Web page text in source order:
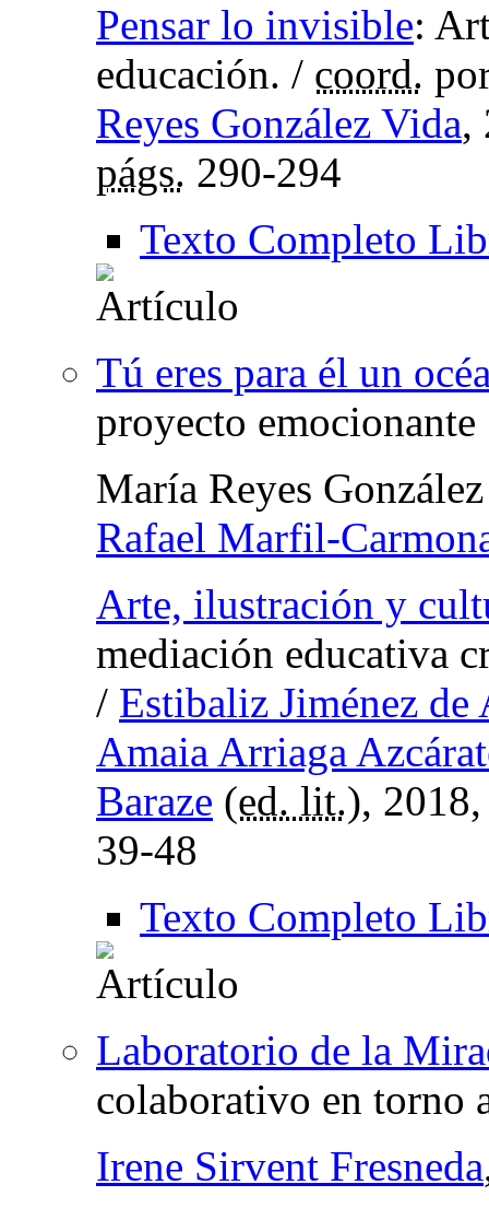
Pensar lo invisible:
educación. / coord.
Reyes González Vida,
págs. 290-294
Texto Completo
Tú eres para él un
proyecto emocionante
María Reyes
Rafael Marfil-
Arte, ilustración y
mediación educativa
/ Estibaliz Jiménez
Amaia Arriaga
Baraze (ed. lit.),
39-48
Texto Completo
Laboratorio de la
colaborativo en torno
Irene Sirvent Fresneda